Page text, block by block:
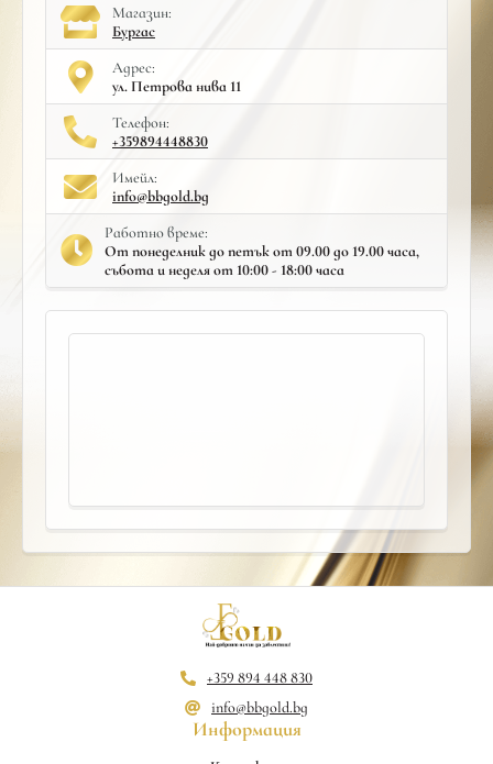
Mагазин:
Бургас
Адрес:
ул. Петрова нива 11
Телефон:
+359894448830
Имейл:
info@bbgold.bg
Работно време:
От понеделник до петък от 09.00 до 19.00 часа,
събота и неделя от 10:00 - 18:00 часа
+359 894 448 830
info@bbgold.bg
Информация